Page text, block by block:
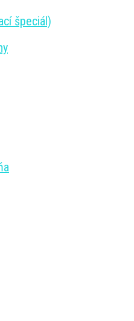
špeciál)